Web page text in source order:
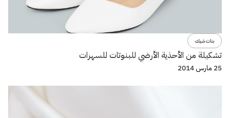
بنات شيك
تشكيلة من الأحذية الأرضي للبنوتات للسهرات
25 مارس 2014